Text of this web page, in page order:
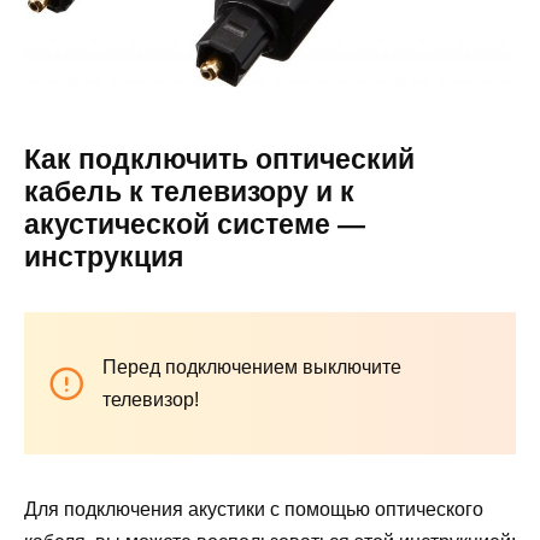
Как подключить оптический
кабель к телевизору и к
акустической системе —
инструкция
Перед подключением выключите
телевизор!
Для подключения акустики с помощью оптического